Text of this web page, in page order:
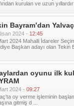
kurulan ve uzun yıllardır
Bayram’dan
2024 - 12:45
2024 Mahalli İdareler
Başkan adayı olan Tekin
oyunu ilk
2024 - 09:27
oy verme işleminin
gitmiş d ...